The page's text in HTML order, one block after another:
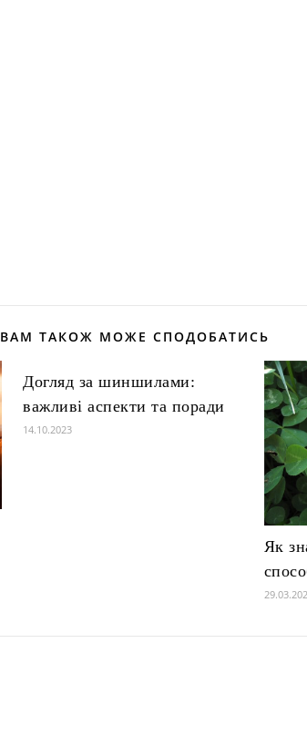
ВАМ ТАКОЖ МОЖЕ СПОДОБАТИСЬ
Догляд за шиншилами:
важливі аспекти та поради
14.10.2023
Як